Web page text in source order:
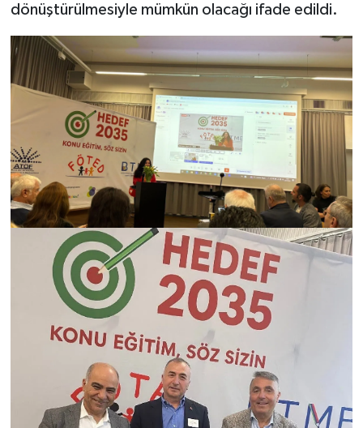
dönüştürülmesiyle mümkün olacağı ifade edildi.